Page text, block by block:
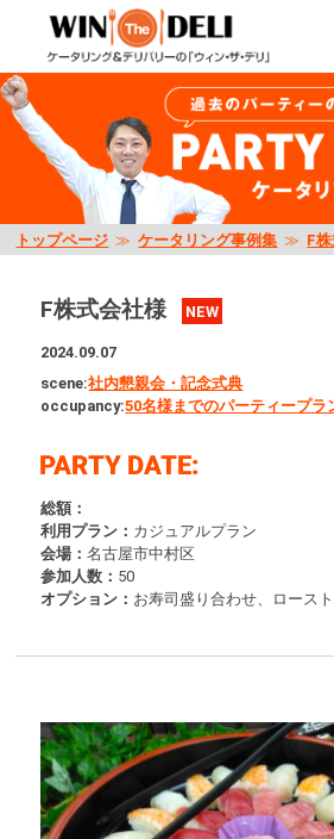
トップページ ≫ケータリング事例集 ≫ F
F株式会社様 NEW
2024.09.07
scene:社内懇親会・記念式典
occupancy:50名様までのパーティープラ
総額：
利用プラン： カジュアルプラン
会場：名古屋市中村区
参加人数： 50
オプション： お寿司盛り合わせ、ロース